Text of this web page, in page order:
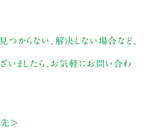
つからない、解決しない場合など、
いましたら、お気軽にお問い合わ
＞